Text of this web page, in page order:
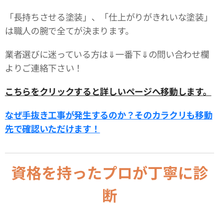
「長持ちさせる塗装」、「仕上がりがきれいな塗装」
は職人の腕で全てが決まります。
業者選びに迷っている方は⇓一番下⇓の問い合わせ欄
よりご連絡下さい！
こちらをクリックすると詳しいページへ移動します。
なぜ手抜き工事が発生するのか？そのカラクリも移動
先で確認いただけます！
資格を持ったプロが丁寧に診
断